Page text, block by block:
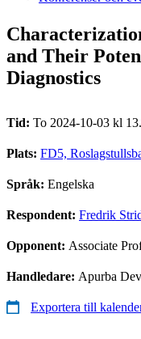
and Their
Diagnostics
Tid: To 2024-10-03 kl
Plats: FD5,
Språk: Engelska
Respondent: Fredrik
Opponent: Associate
Handledare: Apurba
Exportera till